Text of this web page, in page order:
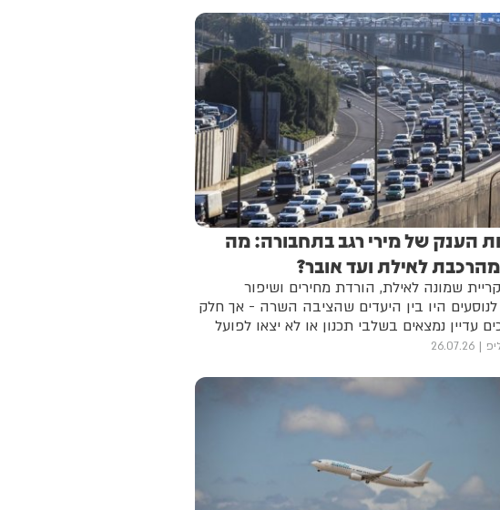
הענק של מירי רגב בתחבורה: מה
לאילת ועד אובר?
שמונה לאילת, הורדת מחירים ושיפור
היו בין היעדים שהציבה השרה - אך חלק
עדיין נמצאים בשלבי תכנון או לא יצאו לפועל
26.07.26